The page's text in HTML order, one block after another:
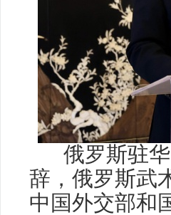
俄罗斯驻华
辞，俄罗斯武
中国外交部和